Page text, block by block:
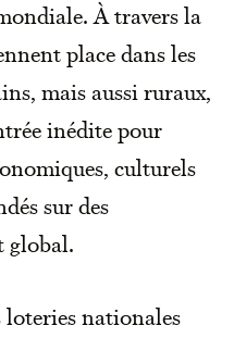
À travers la
place dans les
mais aussi ruraux,
inédite pour
culturels
sur des
global.
loteries nationales